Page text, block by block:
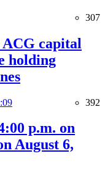
307
ACG capital
holding
392
p.m. on
August 6,